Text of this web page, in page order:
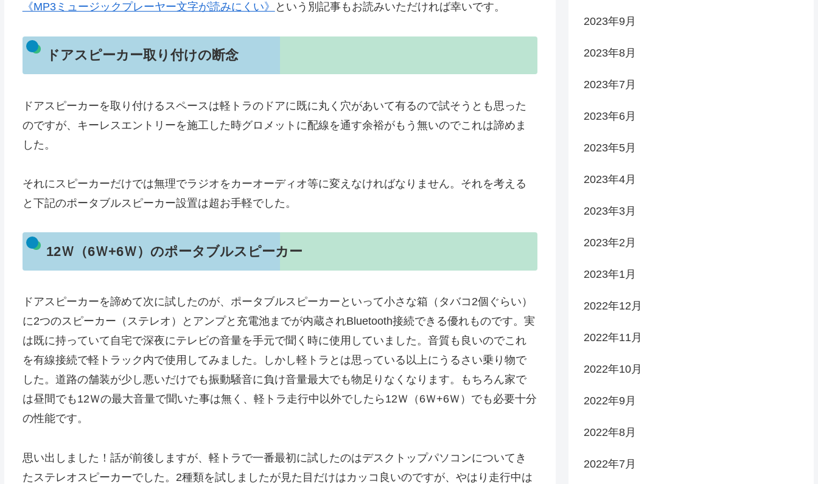
《MP3ミュージックプレーヤー文字が読みにくい》 という別記事もお読みいただければ幸いです。
ドアスピーカー取り付けの断念
ドアスピーカーを取り付けるスペースは軽トラのドアに既に丸く穴があいて有るので試そうとも思った
のですが、キーレスエントリーを施工した時グロメットに配線を通す余裕がもう無いのでこれは諦めま
した。
それにスピーカーだけでは無理でラジオをカーオーディオ等に変えなければなりません。それを考える
と下記のポータブルスピーカー設置は超お手軽でした。
12Ｗ（6Ｗ+6Ｗ）のポータブルスピーカー
ドアスピーカーを諦めて次に試したのが、ポータブルスピーカーといって小さな箱（タバコ2個ぐらい）
に2つのスピーカー（ステレオ）とアンプと充電池までが内蔵されBluetooth接続できる優れものです。実
は既に持っていて自宅で深夜にテレビの音量を手元で聞く時に使用していました。音質も良いのでこれ
を有線接続で軽トラック内で使用してみました。しかし軽トラとは思っている以上にうるさい乗り物で
した。道路の舗装が少し悪いだけでも振動騒音に負け音量最大でも物足りなくなります。もちろん家で
は昼間でも12Ｗの最大音量で聞いた事は無く、軽トラ走行中以外でしたら12Ｗ（6Ｗ+6Ｗ）でも必要十分
の性能です。
思い出しました！話が前後しますが、軽トラで一番最初に試したのはデスクトップパソコンについてき
たステレオスピーカーでした。2種類を試しましたが見た目だけはカッコ良いのですが、やはり走行中は
2023年9月
2023年8月
2023年7月
2023年6月
2023年5月
2023年4月
2023年3月
2023年2月
2023年1月
2022年12月
2022年11月
2022年10月
2022年9月
2022年8月
2022年7月